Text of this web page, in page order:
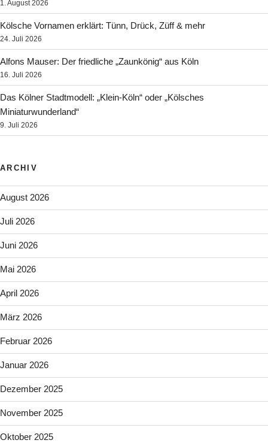
1. August 2026
Kölsche Vornamen erklärt: Tünn, Drück, Züff & mehr
24. Juli 2026
Alfons Mauser: Der friedliche „Zaunkönig“ aus Köln
16. Juli 2026
Das Kölner Stadtmodell: „Klein-Köln“ oder „Kölsches
Miniaturwunderland“
9. Juli 2026
ARCHIV
August 2026
Juli 2026
Juni 2026
Mai 2026
April 2026
März 2026
Februar 2026
Januar 2026
Dezember 2025
November 2025
Oktober 2025